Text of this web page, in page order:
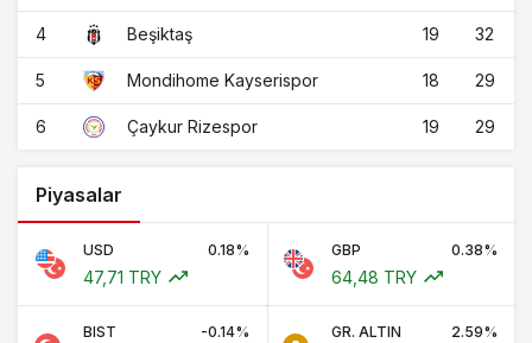
4 Beşiktaş 19 32
5 Mondihome Kayserispor 18 29
6 Çaykur Rizespor 19 29
Piyasalar
USD 0.18%
47,71 TRY
GBP 0.38%
64,48 TRY
BIST -0.14% GR. ALTIN 2.59%